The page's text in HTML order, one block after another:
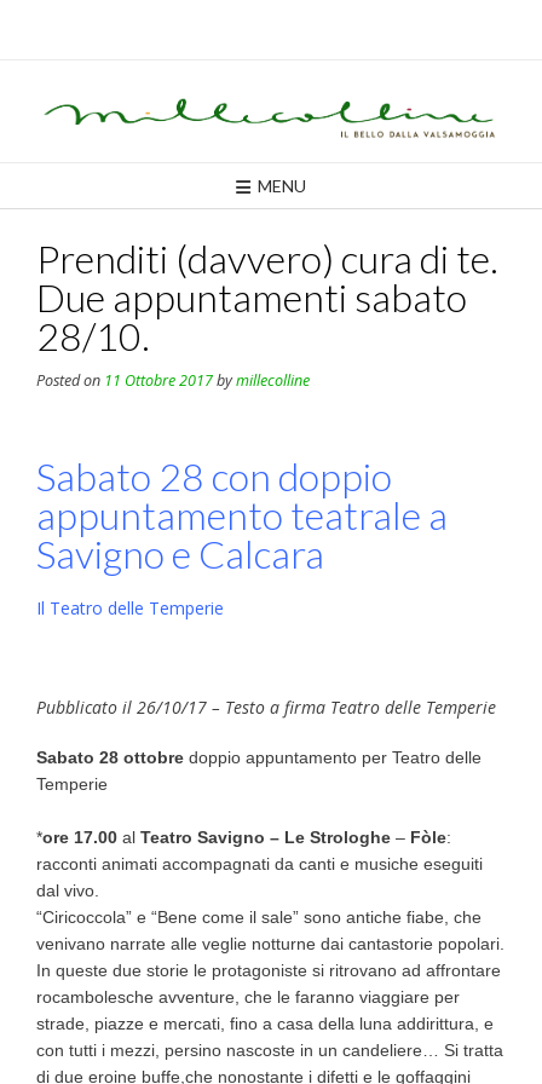
MENU
Prenditi (davvero) cura di te.
Due appuntamenti sabato
28/10.
Posted on 11 Ottobre 2017bymillecolline
Sabato 28 con doppio
appuntamento teatrale a
Savigno e Calcara
Il Teatro delle Temperie
Pubblicato il 26/10/17 – Testo a firma Teatro delle Temperie
Sabato 28 ottobre doppio appuntamento per Teatro delle
Temperie
*ore 17.00 al Teatro Savigno – Le Strologhe – Fòle:
racconti animati accompagnati da canti e musiche eseguiti
dal vivo.
“Ciricoccola” e “Bene come il sale” sono antiche fiabe, che
venivano narrate alle veglie notturne dai cantastorie popolari.
In queste due storie le protagoniste si ritrovano ad affrontare
rocambolesche avventure, che le faranno viaggiare per
strade, piazze e mercati, fino a casa della luna addirittura, e
con tutti i mezzi, persino nascoste in un candeliere… Si tratta
di due eroine buffe,che nonostante i difetti e le goffaggini